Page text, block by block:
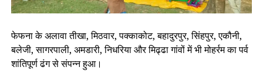
फेफना के अलावा तीखा, मिठवार, पक्काकोट, बहादुरपुर, सिंहपुर, एकौनी,
बलेजी, सागरपाली, अमडारी, निधरिया और मिढ्ढा गांवों में भी मोहर्रम का पर्व
शांतिपूर्ण ढंग से संपन्न हुआ।